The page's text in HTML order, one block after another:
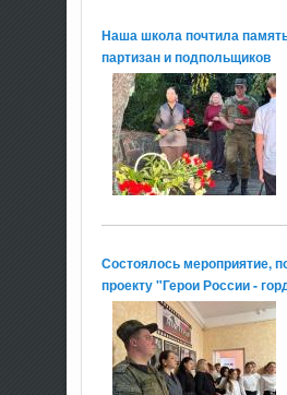
Наша школа почтила
партизан и подпольщиков
Состоялось мероприятие,
проекту "Герои России -